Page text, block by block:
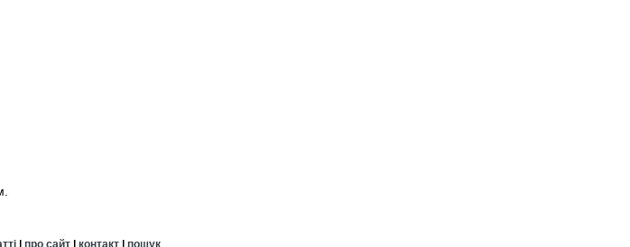
| про сайт| контакт| пошук